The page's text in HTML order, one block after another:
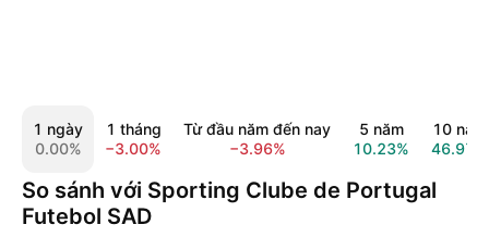
1 ngày
0.00%
1 tháng
−3.00%
Từ đầu năm đến nay
−3.96%
5 năm
10.23%
10 năm
46.97%
So sánh với Sporting Clube de Portugal
Futebol SAD